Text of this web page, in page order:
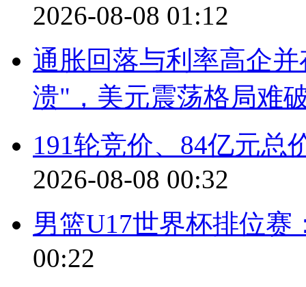
2026-08-08 01:12
通胀回落与利率高企
溃"，美元震荡格局难
191轮竞价、84亿元总
2026-08-08 00:32
男篮U17世界杯排位赛
00:22